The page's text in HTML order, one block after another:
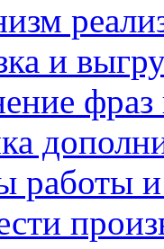
и
работы